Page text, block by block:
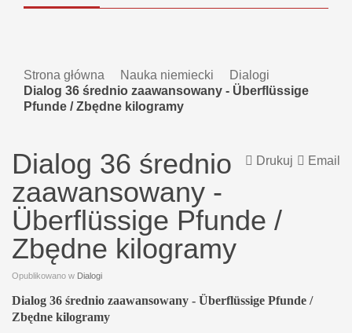
Strona główna Nauka niemiecki
Dialogi
Dialog 36 średnio zaawansowany - Überflüssige
Pfunde / Zbędne kilogramy
Email
Drukuj
Dialog 36 średnio
zaawansowany -
Überflüssige Pfunde /
Zbędne kilogramy
Opublikowano w Dialogi
Dialog 36 średnio zaawansowany - Überflüssige Pfunde /
Zbędne kilogramy